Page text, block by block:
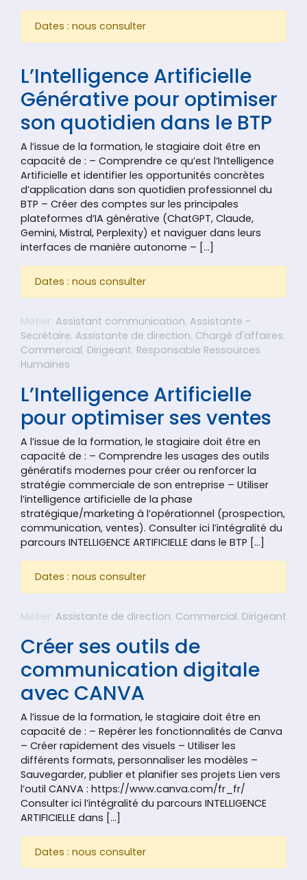
Dates : nous consulter
L’Intelligence Artificielle
Générative pour optimiser
son quotidien dans le BTP
A l’issue de la formation, le stagiaire doit être en
capacité de : – Comprendre ce qu’est l’Intelligence
Artificielle et identifier les opportunités concrètes
d’application dans son quotidien professionnel du
BTP – Créer des comptes sur les principales
plateformes d’IA générative (ChatGPT, Claude,
Gemini, Mistral, Perplexity) et naviguer dans leurs
interfaces de manière autonome – […]
Dates : nous consulter
Metier: Assistant communication, Assistante -
Secrétaire, Assistante de direction, Chargé d'affaires,
Commercial, Dirigeant, Responsable Ressources
Humaines
L’Intelligence Artificielle
pour optimiser ses ventes
A l’issue de la formation, le stagiaire doit être en
capacité de : – Comprendre les usages des outils
génératifs modernes pour créer ou renforcer la
stratégie commerciale de son entreprise – Utiliser
l’intelligence artificielle de la phase
stratégique/marketing à l’opérationnel (prospection,
communication, ventes). Consulter ici l’intégralité du
parcours INTELLIGENCE ARTIFICIELLE dans le BTP […]
Dates : nous consulter
Metier: Assistante de direction, Commercial, Dirigeant
Créer ses outils de
communication digitale
avec CANVA
A l’issue de la formation, le stagiaire doit être en
capacité de : – Repérer les fonctionnalités de Canva
– Créer rapidement des visuels – Utiliser les
différents formats, personnaliser les modèles –
Sauvegarder, publier et planifier ses projets Lien vers
l’outil CANVA : https://www.canva.com/fr_fr/
Consulter ici l’intégralité du parcours INTELLIGENCE
ARTIFICIELLE dans […]
Dates : nous consulter